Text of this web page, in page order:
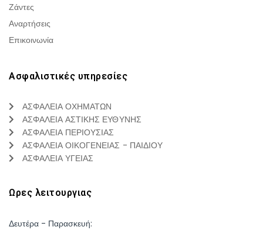
Ζάντες
Αναρτήσεις
Επικοινωνία
Ασφαλιστικές υπηρεσίες
ΑΣΦΑΛΕΙΑ ΟΧΗΜΑΤΩΝ
ΑΣΦΑΛΕΙΑ ΑΣΤΙΚΗΣ ΕΥΘΥΝΗΣ
ΑΣΦΑΛΕΙΑ ΠΕΡΙΟΥΣΙΑΣ
ΑΣΦΑΛΕΙΑ ΟΙΚΟΓΕΝΕΙΑΣ - ΠΑΙΔΙΟΥ
ΑΣΦΑΛΕΙΑ ΥΓΕΙΑΣ
Ωρες λειτουργιας
Δευτέρα - Παρασκευή: